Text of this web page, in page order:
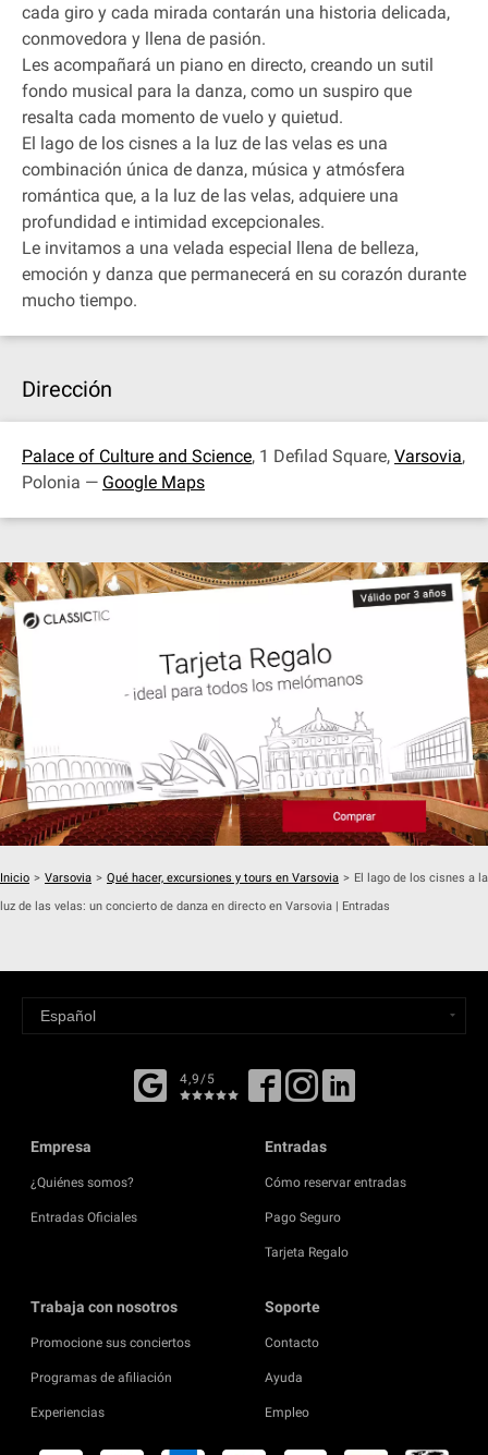
cada giro y cada mirada contarán una historia delicada,
conmovedora y llena de pasión.
Les acompañará un piano en directo, creando un sutil
fondo musical para la danza, como un suspiro que
resalta cada momento de vuelo y quietud.
El lago de los cisnes a la luz de las velas es una
combinación única de danza, música y atmósfera
romántica que, a la luz de las velas, adquiere una
profundidad e intimidad excepcionales.
Le invitamos a una velada especial llena de belleza,
emoción y danza que permanecerá en su corazón durante
mucho tiempo.
Dirección
Palace of Culture and Science, 1 Defilad Square, Varsovia,
Polonia — Google Maps
Inicio > Varsovia > Qué hacer, excursiones y tours en Varsovia > El lago de los cisnes a la
luz de las velas: un concierto de danza en directo en Varsovia | Entradas
4,9/5
Empresa
¿Quiénes somos?
Entradas Oficiales
Entradas
Cómo reservar entradas
Pago Seguro
Tarjeta Regalo
Trabaja con nosotros
Promocione sus conciertos
Programas de afiliación
Experiencias
Soporte
Contacto
Ayuda
Empleo